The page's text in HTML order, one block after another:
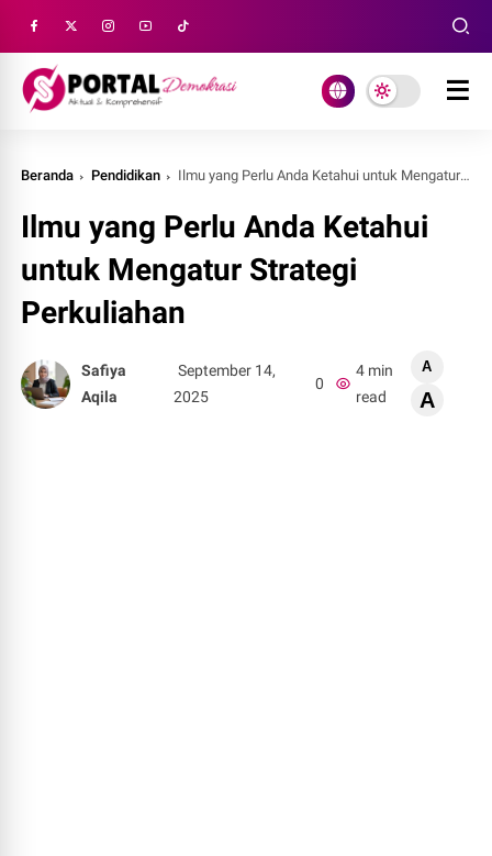
Beranda Pendidikan Ilmu yang Perlu Anda Ketahui untuk Mengatur Strategi Perkuliahan
Ilmu yang Perlu Anda Ketahui
untuk Mengatur Strategi
Perkuliahan
Safiya
Aqila
September 14,
2025
0
4 min
read
A
A